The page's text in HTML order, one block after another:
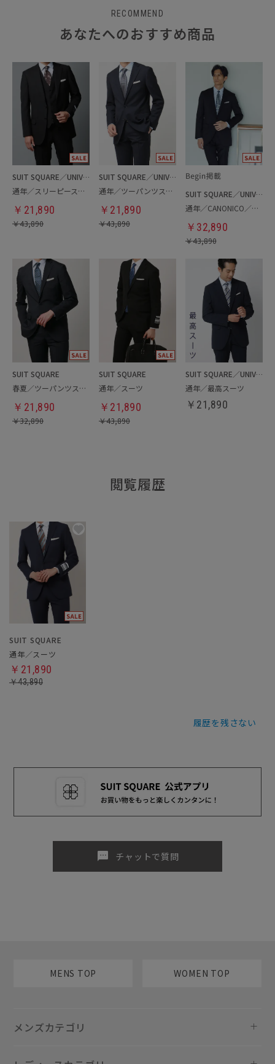
RECOMMEND
あなたへのおすすめ商品
SUIT SQUARE／UNIVERSAL LANGUAGE
通年／スリーピーススーツ
￥ 21,890
￥43,890
SUIT SQUARE／UNIVERSAL LANGUAGE
通年／ツーパンツスーツ
￥ 21,890
￥43,890
SUIT SQUARE／UNIVERSAL LANGUAGE
通年／CANONICO／スーツ
￥ 32,890
￥43,890
SUIT SQUARE
春夏／ツーパンツスーツ
￥ 21,890
￥32,890
SUIT SQUARE
通年／スーツ
￥ 21,890
￥43,890
SUIT SQUARE／UNIVERSAL LANGUAGE
通年／最高スーツ
￥ 21,890
閲覧履歴
SUIT SQUARE
通年／スーツ
￥21,890
￥43,890
履歴を残さない
sms チャットで質問
MENS TOP WOMEN TOP
メンズカテゴリ